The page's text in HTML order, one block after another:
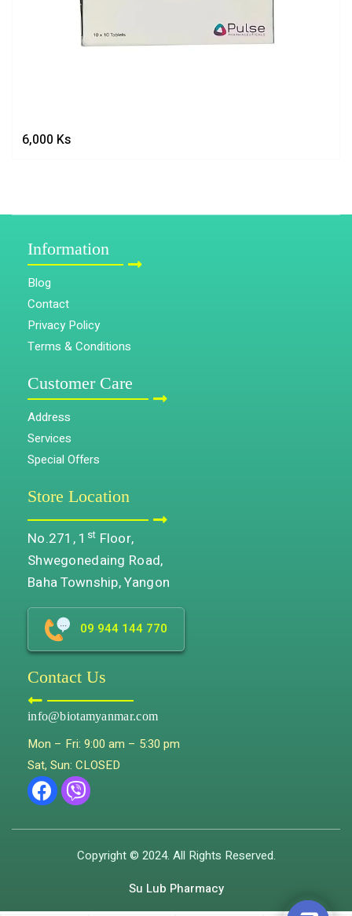
6,000 Ks
Information
Blog
Contact
Privacy Policy
Terms & Conditions
Customer Care
Address
Services
Special Offers
Store Location
No.271, 1 st Floor,
Shwegonedaing Road,
Baha Township, Yangon
09 944 144 770
Contact Us
info@biotamyanmar.com
Mon – Fri: 9:00 am – 5:30 pm
Sat, Sun: CLOSED
Copyright © 2024. All Rights Reserved.
Su Lub Pharmacy